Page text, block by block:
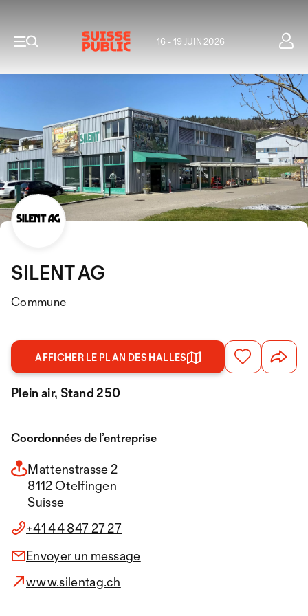
16 - 19 JUIN 2026
SILENT AG
Commune
AFFICHER LE PLAN DES HALLES
Plein air, Stand 250
Coordonnées de l’entreprise
Mattenstrasse 2
8112 Otelfingen
Suisse
+41 44 847 27 27
Envoyer un message
www.silentag.ch